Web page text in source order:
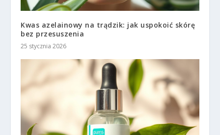
Kwas azelainowy na trądzik: jak uspokoić skórę
bez przesuszenia
25 stycznia 2026